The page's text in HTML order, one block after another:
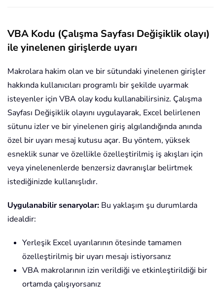
VBA Kodu (Çalışma Sayfası Değişiklik olayı)
ile yinelenen girişlerde uyarı
Makrolara hakim olan ve bir sütundaki yinelenen girişler
hakkında kullanıcıları programlı bir şekilde uyarmak
isteyenler için VBA olay kodu kullanabilirsiniz. Çalışma
Sayfası Değişiklik olayını uygulayarak, Excel belirlenen
sütunu izler ve bir yinelenen giriş algılandığında anında
özel bir uyarı mesaj kutusu açar. Bu yöntem, yüksek
esneklik sunar ve özellikle özelleştirilmiş iş akışları için
veya yinelenenlerde benzersiz davranışlar belirtmek
istediğinizde kullanışlıdır.
Uygulanabilir senaryolar: Bu yaklaşım şu durumlarda
idealdir:
Yerleşik Excel uyarılarının ötesinde tamamen
özelleştirilmiş bir uyarı mesajı istiyorsanız
VBA makrolarının izin verildiği ve etkinleştirildiği bir
ortamda çalışıyorsanız